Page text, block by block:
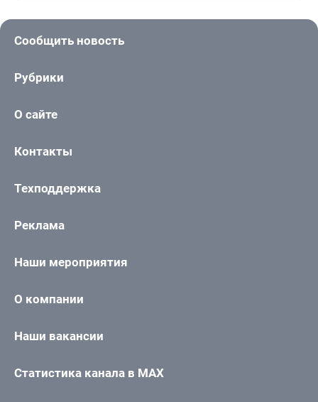
Сообщить новость
Рубрики
О сайте
Контакты
Техподдержка
Реклама
Наши мероприятия
О компании
Наши вакансии
Статистика канала в MAX